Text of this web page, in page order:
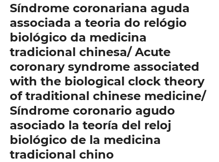
Síndrome coronariana aguda
associada a teoria do relógio
biológico da medicina
tradicional chinesa/ Acute
coronary syndrome associated
with the biological clock theory
of traditional chinese medicine/
Síndrome coronario agudo
asociado la teoría del reloj
biológico de la medicina
tradicional chino